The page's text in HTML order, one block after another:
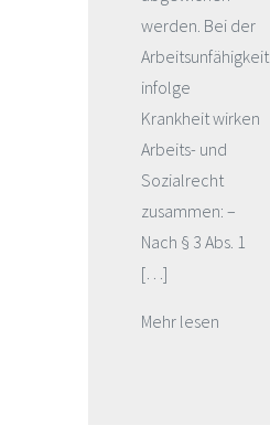
werden. Bei der
Arbeitsunfähigkeit
infolge
Krankheit wirken
Arbeits- und
Sozialrecht
zusammen: –
Nach § 3 Abs. 1
[…]
Mehr lesen